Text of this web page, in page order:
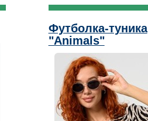
Футболка-туника
"Animals"